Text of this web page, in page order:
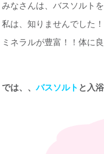
みなさんは、バスソルト
私は、知りませんでした！
ミネラルが豊富！！体に
では、、 バスソルト と入